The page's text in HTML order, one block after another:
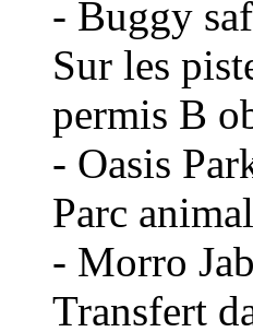
- Buggy
Sur les
permis B
- Oasis
Parc
- Morro
Transfert